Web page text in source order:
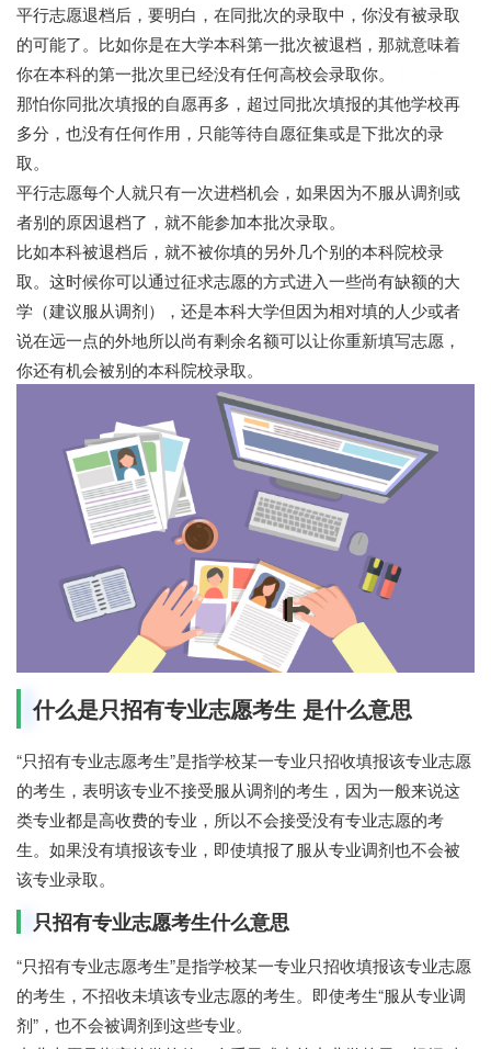
平行志愿退档后，要明白，在同批次的录取中，你没有被录取
的可能了。比如你是在大学本科第一批次被退档，那就意味着
你在本科的第一批次里已经没有任何高校会录取你。
那怕你同批次填报的自愿再多，超过同批次填报的其他学校再
多分，也没有任何作用，只能等待自愿征集或是下批次的录
取。
平行志愿每个人就只有一次进档机会，如果因为不服从调剂或
者别的原因退档了，就不能参加本批次录取。
比如本科被退档后，就不被你填的另外几个别的本科院校录
取。这时候你可以通过征求志愿的方式进入一些尚有缺额的大
学（建议服从调剂），还是本科大学但因为相对填的人少或者
说在远一点的外地所以尚有剩余名额可以让你重新填写志愿，
你还有机会被别的本科院校录取。
什么是只招有专业志愿考生 是什么意思
“只招有专业志愿考生”是指学校某一专业只招收填报该专业志愿
的考生，表明该专业不接受服从调剂的考生，因为一般来说这
类专业都是高收费的专业，所以不会接受没有专业志愿的考
生。如果没有填报该专业，即使填报了服从专业调剂也不会被
该专业录取。
只招有专业志愿考生什么意思
“只招有专业志愿考生”是指学校某一专业只招收填报该专业志愿
的考生，不招收未填该专业志愿的考生。即使考生“服从专业调
剂”，也不会被调剂到这些专业。